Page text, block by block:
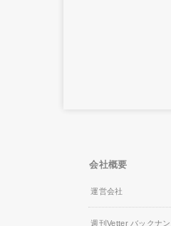
会社概要
運営会社
週刊Vetter バックナ